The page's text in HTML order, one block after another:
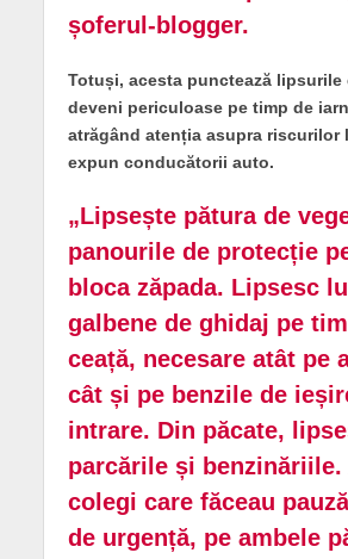
șoferul-blogger.
Totuși, acesta punctează lipsurile
deveni periculoase pe timp de
atrăgând atenția asupra riscurilor
expun conducătorii auto.
„Lipsește pătura de
panourile de protecție
bloca zăpada. Lipsesc
galbene de ghidaj pe
ceață, necesare atât pe
cât și pe benzile de
intrare. Din păcate,
parcările și benzinăriile.
colegi care făceau
de urgență, pe ambele